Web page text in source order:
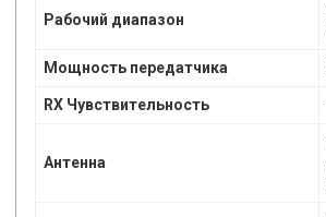
Рабочий диапазон
Мощность передатчика
RX Чувствительность
Антенна